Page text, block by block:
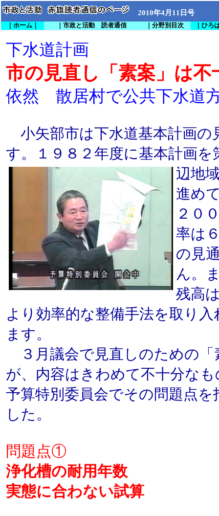
2010年4月11日号
｜ホーム｜ ｜市政と活動 読者通信 ｜分野別目次 ｜ひろ
下水道計画
市の見直し「素案」は不
依然 散居村で公共下水道
小矢部市は下水道基本計画の
す。１９８２年度に基本計画を
辺地
進め
２０
率は
の見
ん。
残高
より効率的な整備手法を取り
ます。
３月議会で見直しのための「
が、内容はきわめて不十分な
予算特別委員会でその問題点
した。
問題点①
浄化槽の耐用年数
実態に合わない試算